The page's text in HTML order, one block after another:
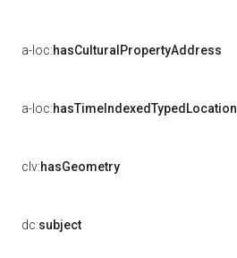
a-loc:hasCulturalPropertyAddress
a-loc:hasTimeIndexedTypedLocation
clv:hasGeometry
dc:subject